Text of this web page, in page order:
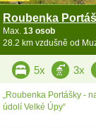
Max. 13 osob
28.2 km vzdušně od
5x 3x
„Roubenka Portášky -
údolí Velké Úpy“